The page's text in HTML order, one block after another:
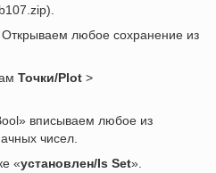
любое сохранение из
Точки/Plot >
вписываем любое из
чисел.
«установлен/Is Set».